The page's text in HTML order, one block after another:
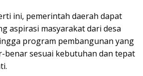
ini, pemerintah daerah dapat
aspirasi masyarakat dari desa
program pembangunan yang
benar sesuai kebutuhan dan tepat